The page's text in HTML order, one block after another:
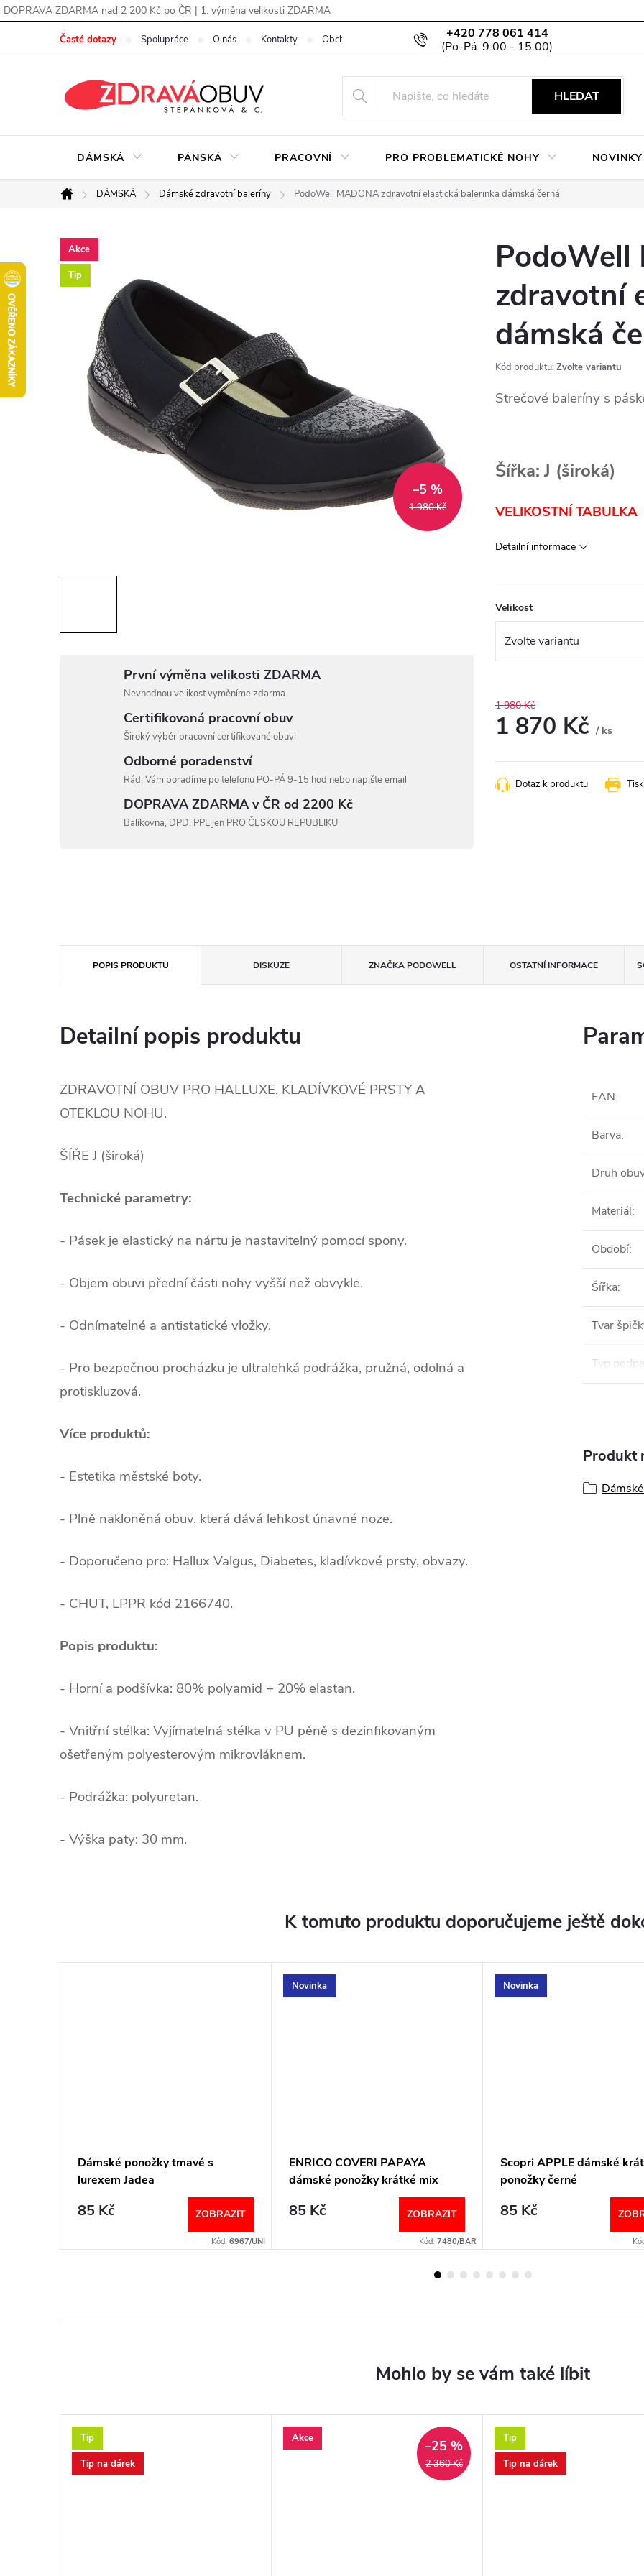
DOPRAVA ZDARMA nad 2 200 Kč po ČR | 1. výměna velikosti ZDARMA
+420 778 061 414
Časté dotazy Spolupráce O nás Kontakty Obchodní podmínky Podmínky ochrany osobních údajů
HLEDAT
DÁMSKÁ PÁNSKÁ PRACOVNÍ PRO PROBLEMATICKÉ NOHY NOVINKY
Domů
DÁMSKÁ Dámské zdravotní baleríny PodoWell MADONA zdravotní elastická balerinka dámská černá
Akce
Tip
1 980 Kč
–5 %
První výměna velikosti ZDARMA
Nevhodnou velikost vyměníme zdarma
Certifikovaná pracovní obuv
Široký výběr pracovní certifikované obuvi
Odborné poradenství
Rádi Vám poradíme po telefonu PO-PÁ 9-15 hod nebo napište email
DOPRAVA ZDARMA v ČR od 2200 Kč
Balíkovna, DPD, PPL jen PRO ČESKOU REPUBLIKU
PodoWell
zdravotní
dámská
Kód produktu: Zvolte variantu
Strečové baleríny s
Šířka: J (široká)
VELIKOSTNÍ TABULKA
Detailní informace
Velikost
1 980 Kč
1 870 Kč / ks
cena:
Tisk
Dotaz k produktu
POPIS PRODUKTU DISKUZE ZNAČKAPODOWELL OSTATNÍ INFORMACE
Detailní popis produktu
ZDRAVOTNÍ OBUV PRO HALLUXE, KLADÍVKOVÉ PRSTY A
OTEKLOU NOHU.
ŠÍŘE J (široká)
Technické parametry:
- Pásek je elastický na nártu je nastavitelný pomocí spony.
- Objem obuvi přední části nohy vyšší než obvykle.
- Odnímatelné a antistatické vložky.
- Pro bezpečnou procházku je ultralehká podrážka, pružná, odolná a
protiskluzová.
Více produktů:
- Estetika městské boty.
- Plně nakloněná obuv, která dává lehkost únavné noze.
- Doporučeno pro: Hallux Valgus, Diabetes, kladívkové prsty, obvazy.
- CHUT, LPPR kód 2166740.
Popis produktu:
- Horní a podšívka: 80% polyamid + 20% elastan.
- Vnitřní stélka: Vyjímatelná stélka v PU pěně s dezinfikovaným
ošetřeným polyesterovým mikrovláknem.
- Podrážka: polyuretan.
- Výška paty: 30 mm.
EAN:
Barva:
Druh
Materiál:
Období:
Šířka:
Tvar
Typ
Produkt
K tomuto produktu doporučujeme ještě
Dámské ponožky tmavé s
lurexem Jadea
85 Kč ZOBRAZIT
Kód: 6967/UNI
Novinka
ENRICO COVERI PAPAYA
dámské ponožky krátké mix
85 Kč ZOBRAZIT
Kód: 7480/BAR
Novinka
Scopri APPLE dámské
ponožky černé
85 Kč
Tip
Tip na dárek
Akce
2 360 Kč
–25 %
Tip
Tip na dárek